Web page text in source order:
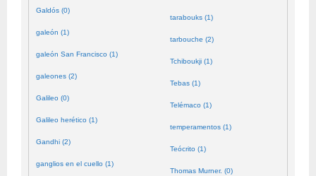
Galdós (0)
galeón (1)
galeón San Francisco (1)
galeones (2)
Galileo (0)
Galileo herético (1)
Gandhi (2)
ganglios en el cuello (1)
tarabouks (1)
tarbouche (2)
Tchiboukji (1)
Tebas (1)
Telémaco (1)
temperamentos (1)
Teócrito (1)
Thomas Murner. (0)